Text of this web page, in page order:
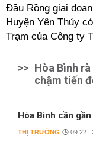
Đầu Rồng giai
Huyện Yên Thủy có
Trạm của Công ty
>> Hòa Bình
chậm tiến
Hòa Bình cần
THỊ TRƯỜNG 09:22 |